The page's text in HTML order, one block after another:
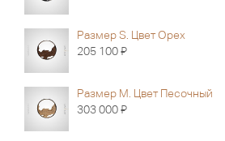
Размер S. Цвет Орех
205 100Я
Размер M. Цвет Песочный
303 000Я